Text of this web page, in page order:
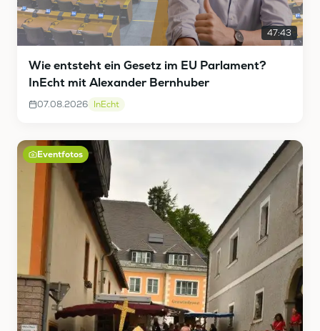
47:43
Wie entsteht ein Gesetz im EU Parlament?
InEcht mit Alexander Bernhuber
07.08.2026 InEcht
Eventfotos